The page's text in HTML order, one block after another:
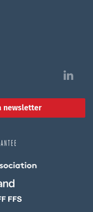
l
newsletter